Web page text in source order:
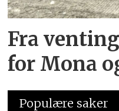
Fra
for Mona
Populære saker